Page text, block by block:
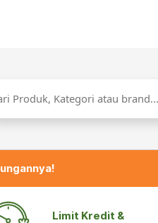
Limit Kredit &